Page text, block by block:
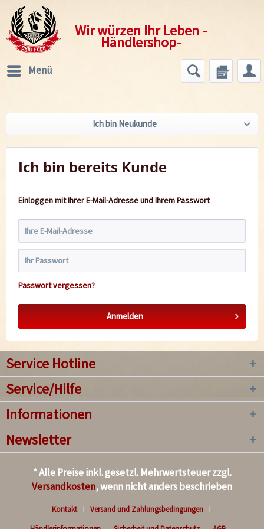
Wir würzen Ihr Leben -
Händlershop-
Menü
Ich bin Neukunde
Ich bin bereits Kunde
Einloggen mit Ihrer E-Mail-Adresse und Ihrem Passwort
Passwort vergessen?
Anmelden
Service Hotline
Service/Hilfe
Informationen
Newsletter
* Alle Preise inkl. gesetzl. Mehrwertsteuer zzgl.
Versandkosten, wenn nicht anders beschrieben
Kontakt
Versand und Zahlungsbedingungen